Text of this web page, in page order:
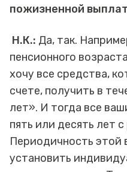
пожизненной
Н.К.: Да, так.
пенсионного
хочу все средства,
счете, получить в
лет». И тогда все
пять или десять лет
Периодичность
установить